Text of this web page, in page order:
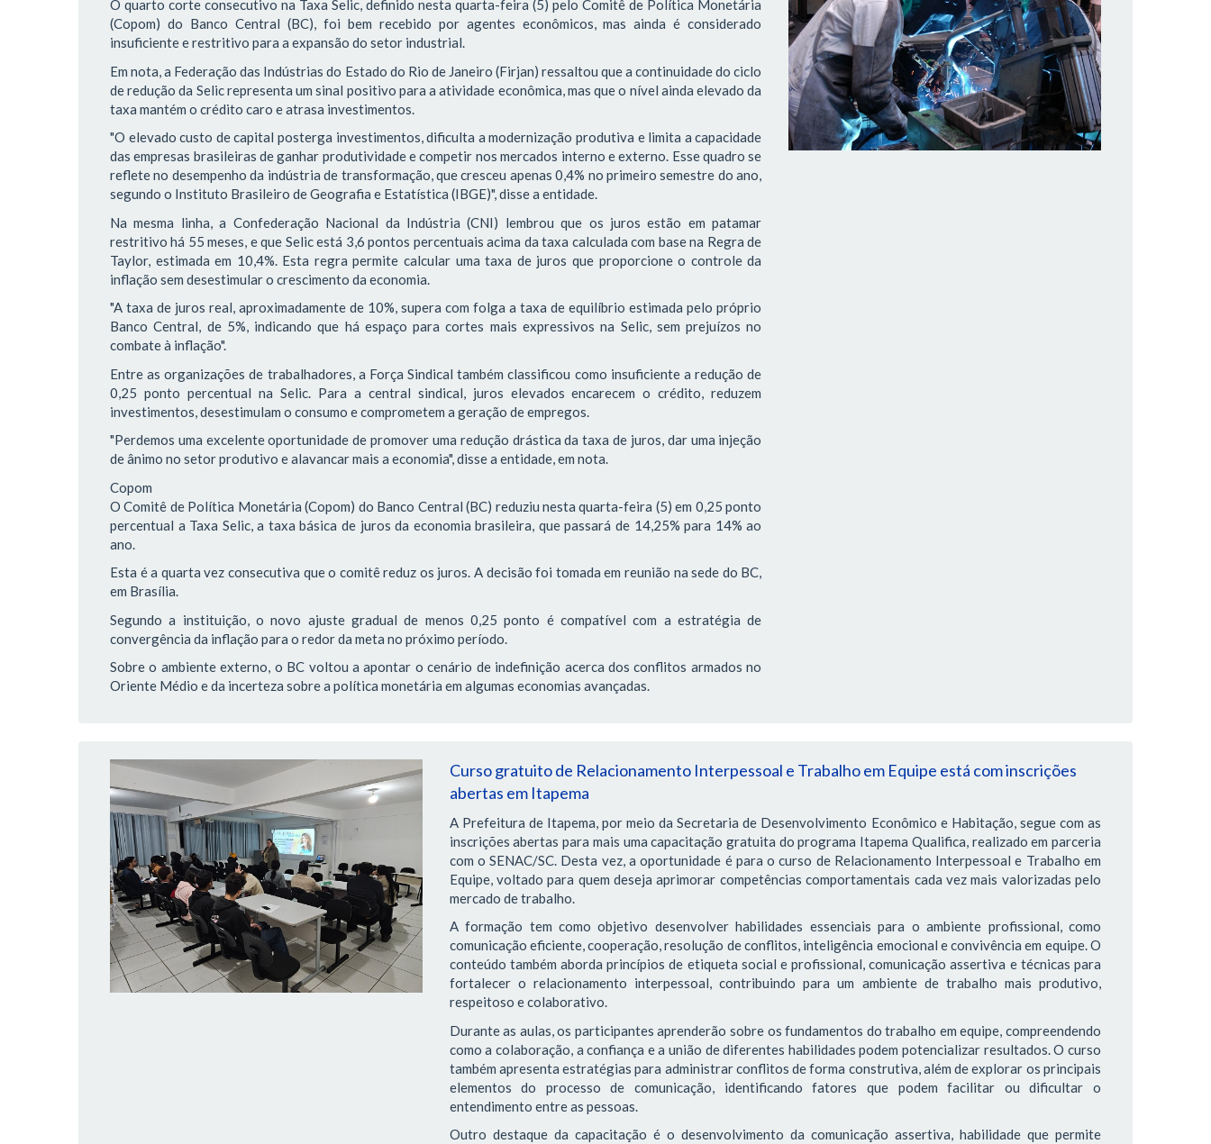
O quarto corte consecutivo na Taxa Selic, definido nesta quarta-feira (5) pelo Comitê de Política Monetária
(Copom) do Banco Central (BC), foi bem recebido por agentes econômicos, mas ainda é considerado
insuficiente e restritivo para a expansão do setor industrial.
Em nota, a Federação das Indústrias do Estado do Rio de Janeiro (Firjan) ressaltou que a continuidade do ciclo
de redução da Selic representa um sinal positivo para a atividade econômica, mas que o nível ainda elevado da
taxa mantém o crédito caro e atrasa investimentos.
"O elevado custo de capital posterga investimentos, dificulta a modernização produtiva e limita a capacidade
das empresas brasileiras de ganhar produtividade e competir nos mercados interno e externo. Esse quadro se
reflete no desempenho da indústria de transformação, que cresceu apenas 0,4% no primeiro semestre do ano,
segundo o Instituto Brasileiro de Geografia e Estatística (IBGE)", disse a entidade.
Na mesma linha, a Confederação Nacional da Indústria (CNI) lembrou que os juros estão em patamar
restritivo há 55 meses, e que Selic está 3,6 pontos percentuais acima da taxa calculada com base na Regra de
Taylor, estimada em 10,4%. Esta regra permite calcular uma taxa de juros que proporcione o controle da
inflação sem desestimular o crescimento da economia.
"A taxa de juros real, aproximadamente de 10%, supera com folga a taxa de equilíbrio estimada pelo próprio
Banco Central, de 5%, indicando que há espaço para cortes mais expressivos na Selic, sem prejuízos no
combate à inflação".
Entre as organizações de trabalhadores, a Força Sindical também classificou como insuficiente a redução de
0,25 ponto percentual na Selic. Para a central sindical, juros elevados encarecem o crédito, reduzem
investimentos, desestimulam o consumo e comprometem a geração de empregos.
"Perdemos uma excelente oportunidade de promover uma redução drástica da taxa de juros, dar uma injeção
de ânimo no setor produtivo e alavancar mais a economia", disse a entidade, em nota.
Copom
O Comitê de Política Monetária (Copom) do Banco Central (BC) reduziu nesta quarta-feira (5) em 0,25 ponto
percentual a Taxa Selic, a taxa básica de juros da economia brasileira, que passará de 14,25% para 14% ao
ano.
Esta é a quarta vez consecutiva que o comitê reduz os juros. A decisão foi tomada em reunião na sede do BC,
em Brasília.
Segundo a instituição, o novo ajuste gradual de menos 0,25 ponto é compatível com a estratégia de
convergência da inflação para o redor da meta no próximo período.
Sobre o ambiente externo, o BC voltou a apontar o cenário de indefinição acerca dos conflitos armados no
Oriente Médio e da incerteza sobre a política monetária em algumas economias avançadas.
Curso gratuito de Relacionamento Interpessoal e Trabalho em Equipe está com inscrições
abertas em Itapema
A Prefeitura de Itapema, por meio da Secretaria de Desenvolvimento Econômico e Habitação, segue com as
inscrições abertas para mais uma capacitação gratuita do programa Itapema Qualifica, realizado em parceria
com o SENAC/SC. Desta vez, a oportunidade é para o curso de Relacionamento Interpessoal e Trabalho em
Equipe, voltado para quem deseja aprimorar competências comportamentais cada vez mais valorizadas pelo
mercado de trabalho.
A formação tem como objetivo desenvolver habilidades essenciais para o ambiente profissional, como
comunicação eficiente, cooperação, resolução de conflitos, inteligência emocional e convivência em equipe. O
conteúdo também aborda princípios de etiqueta social e profissional, comunicação assertiva e técnicas para
fortalecer o relacionamento interpessoal, contribuindo para um ambiente de trabalho mais produtivo,
respeitoso e colaborativo.
Durante as aulas, os participantes aprenderão sobre os fundamentos do trabalho em equipe, compreendendo
como a colaboração, a confiança e a união de diferentes habilidades podem potencializar resultados. O curso
também apresenta estratégias para administrar conflitos de forma construtiva, além de explorar os principais
elementos do processo de comunicação, identificando fatores que podem facilitar ou dificultar o
entendimento entre as pessoas.
Outro destaque da capacitação é o desenvolvimento da comunicação assertiva, habilidade que permite